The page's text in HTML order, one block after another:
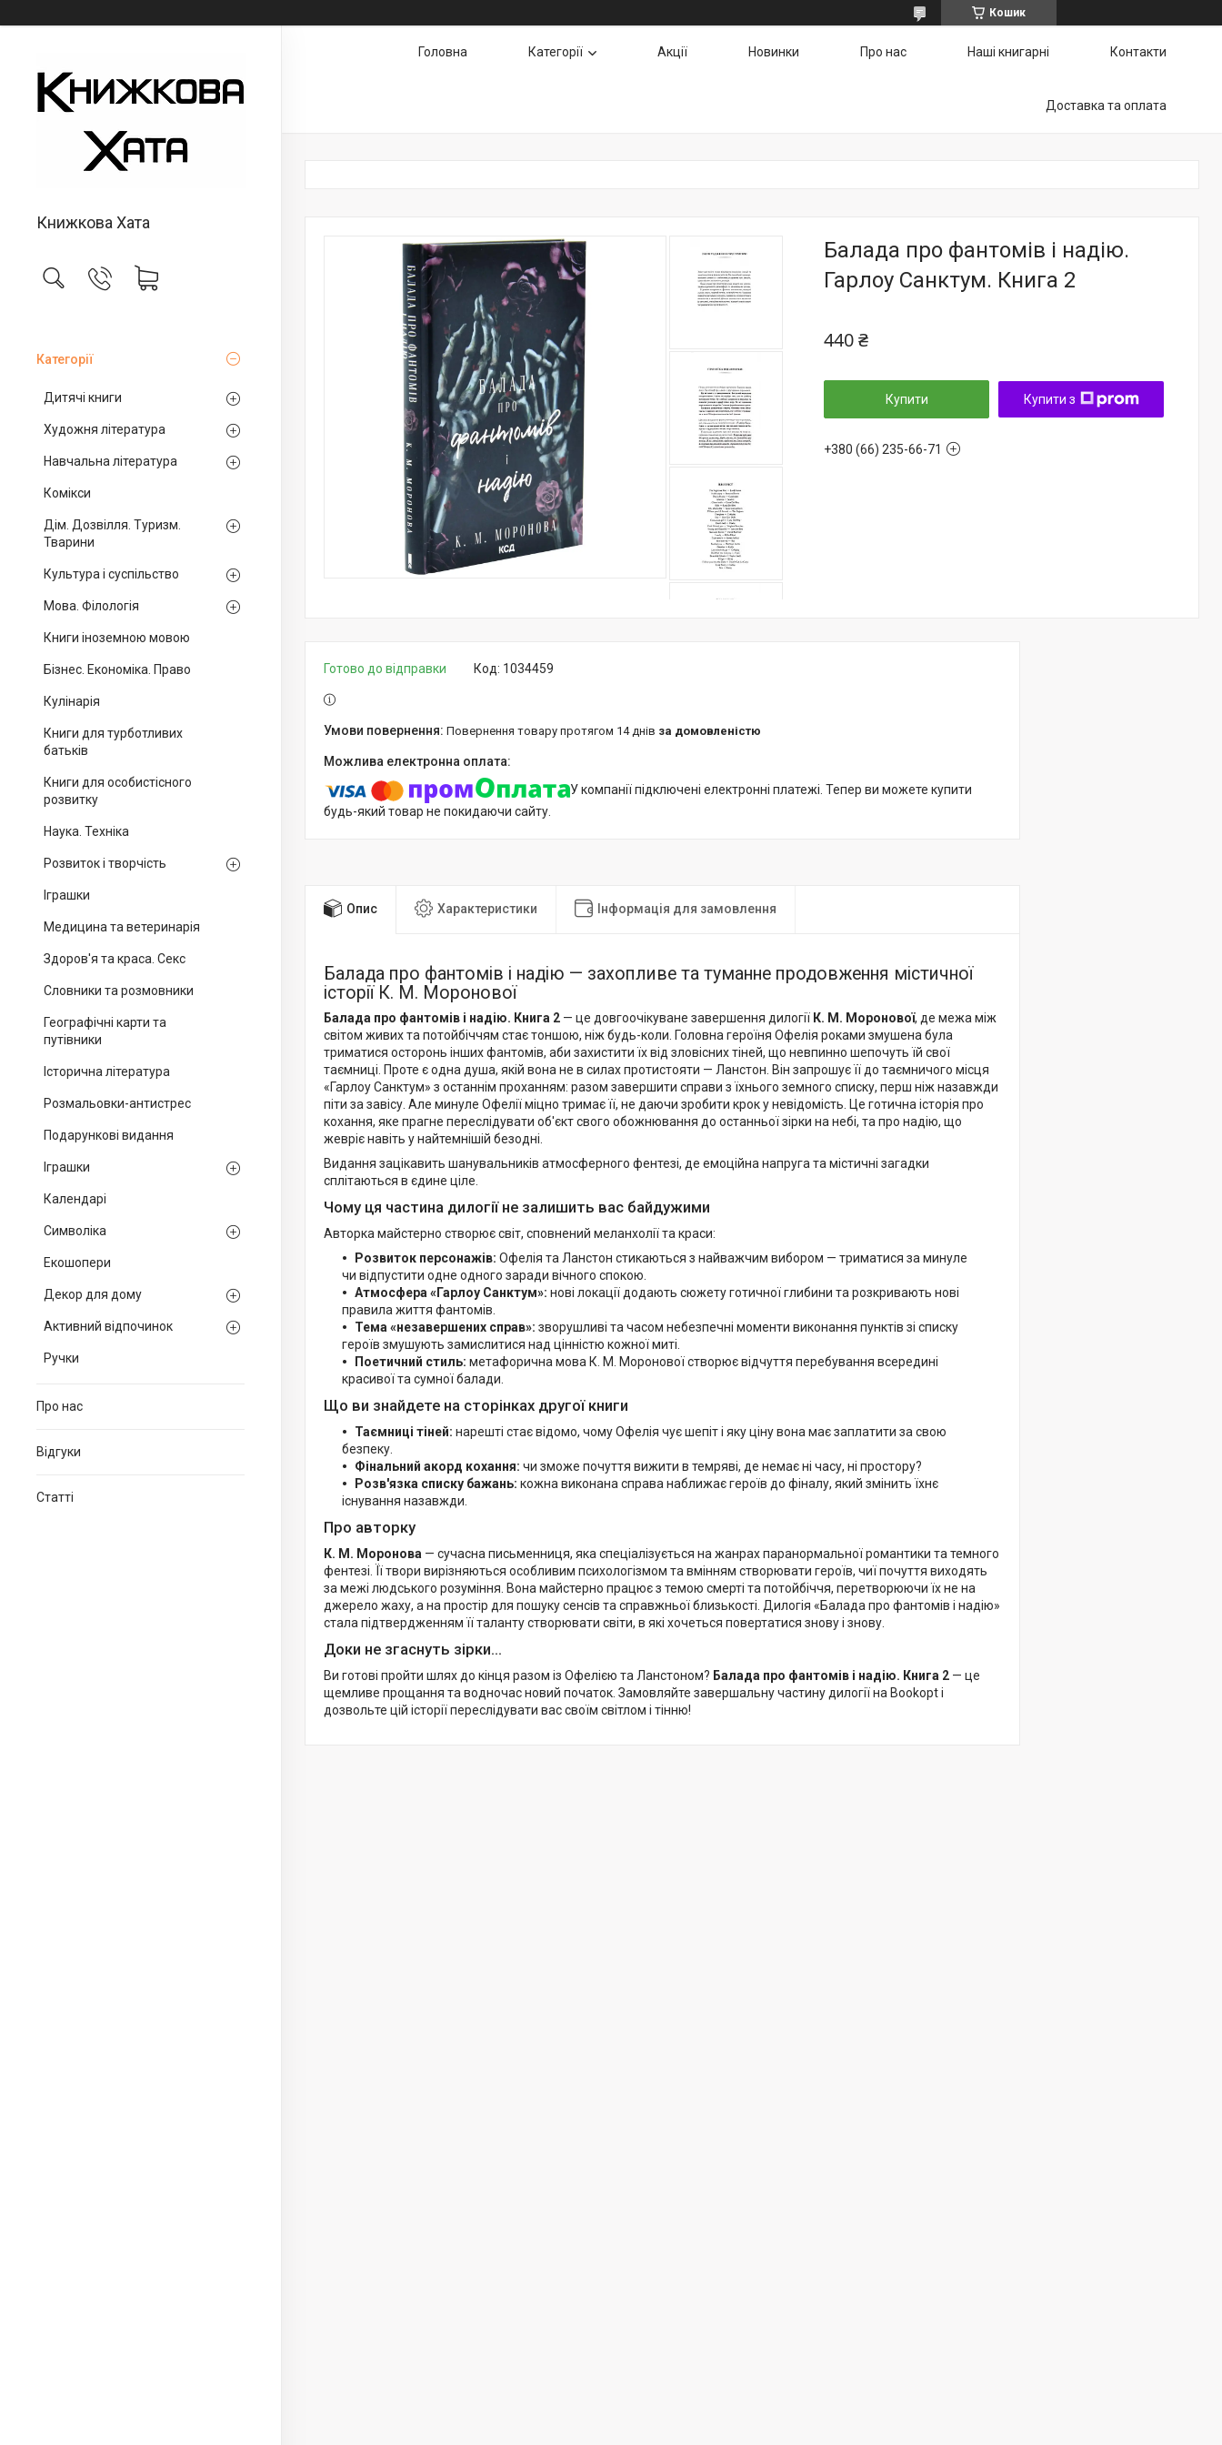
Кошик
Книжкова Хата
Категорії
Дитячі книги
Художня література
Навчальна література
Комікси
Дім. Дозвілля. Туризм.
Тварини
Культура і суспільство
Мова. Філологія
Книги іноземною мовою
Бізнес. Економіка. Право
Кулінарія
Книги для турботливих
батьків
Книги для особистісного
розвитку
Наука. Техніка
Розвиток і творчість
Іграшки
Медицина та ветеринарія
Здоров'я та краса. Секс
Словники та розмовники
Географічні карти та
путівники
Історична література
Розмальовки-антистрес
Подарункові видання
Іграшки
Календарі
Символіка
Екошопери
Декор для дому
Активний відпочинок
Ручки
Про нас
Відгуки
Статті
Головна Категорії Акції Новинки Про нас Наші книгарні Контакти
Доставка та оплата
Балада про фантомів і надію.
Гарлоу Санктум. Книга 2
440 ₴
Купити Купити з
+380 (66) 235-66-71
Готово до відправки Код: 1034459
повернення товару протягом 14 днів за домовленістю
У компанії підключені електронні платежі. Тепер ви можете купити
будь-який товар не покидаючи сайту.
Опис Характеристики Інформація для замовлення
Балада про фантомів і надію — захопливе та туманне продовження містичної
історії К. М. Моронової
Балада про фантомів і надію. Книга 2 — це довгоочікуване завершення дилогії К. М. Моронової, де межа між
світом живих та потойбіччям стає тоншою, ніж будь-коли. Головна героїня Офелія роками змушена була
триматися осторонь інших фантомів, аби захистити їх від зловісних тіней, що невпинно шепочуть їй свої
таємниці. Проте є одна душа, якій вона не в силах протистояти — Ланстон. Він запрошує її до таємничого місця
«Гарлоу Санктум» з останнім проханням: разом завершити справи з їхнього земного списку, перш ніж назавжди
піти за завісу. Але минуле Офелії міцно тримає її, не даючи зробити крок у невідомість. Це готична історія про
кохання, яке прагне переслідувати об'єкт свого обожнювання до останньої зірки на небі, та про надію, що
жевріє навіть у найтемнішій безодні.
Видання зацікавить шанувальників атмосферного фентезі, де емоційна напруга та містичні загадки
сплітаються в єдине ціле.
Чому ця частина дилогії не залишить вас байдужими
Авторка майстерно створює світ, сповнений меланхолії та краси:
Розвиток персонажів: Офелія та Ланстон стикаються з найважчим вибором — триматися за минуле
чи відпустити одне одного заради вічного спокою.
Атмосфера «Гарлоу Санктум»: нові локації додають сюжету готичної глибини та розкривають нові
правила життя фантомів.
Тема «незавершених справ»: зворушливі та часом небезпечні моменти виконання пунктів зі списку
героїв змушують замислитися над цінністю кожної миті.
Поетичний стиль: метафорична мова К. М. Моронової створює відчуття перебування всередині
красивої та сумної балади.
Що ви знайдете на сторінках другої книги
Таємниці тіней: нарешті стає відомо, чому Офелія чує шепіт і яку ціну вона має заплатити за свою
безпеку.
Фінальний акорд кохання: чи зможе почуття вижити в темряві, де немає ні часу, ні простору?
Розв'язка списку бажань: кожна виконана справа наближає героїв до фіналу, який змінить їхнє
існування назавжди.
Про авторку
К. М. Моронова — сучасна письменниця, яка спеціалізується на жанрах паранормальної романтики та темного
фентезі. Її твори вирізняються особливим психологізмом та вмінням створювати героїв, чиї почуття виходять
за межі людського розуміння. Вона майстерно працює з темою смерті та потойбіччя, перетворюючи їх не на
джерело жаху, а на простір для пошуку сенсів та справжньої близькості. Дилогія «Балада про фантомів і надію»
стала підтвердженням її таланту створювати світи, в які хочеться повертатися знову і знову.
Доки не згаснуть зірки...
Ви готові пройти шлях до кінця разом із Офелією та Ланстоном? Балада про фантомів і надію. Книга 2 — це
щемливе прощання та водночас новий початок. Замовляйте завершальну частину дилогії на Bookopt і
дозвольте цій історії переслідувати вас своїм світлом і тінню!